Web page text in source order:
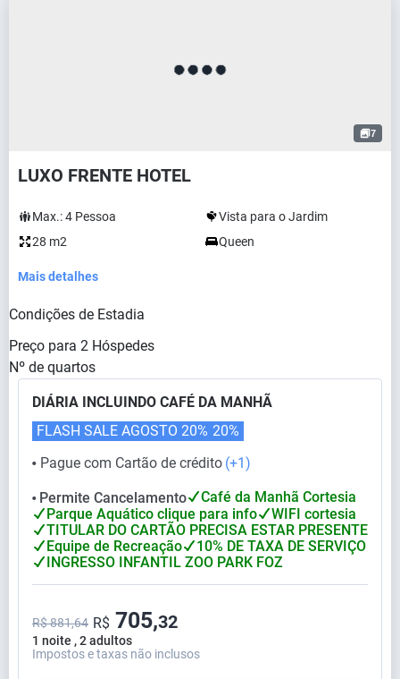
7
LUXO FRENTE HOTEL
Max.:4 Pessoa
Vista para o Jardim
28 m2
Queen
Mais detalhes
Condições de Estadia
Preço para 2 Hóspedes
Nº de quartos
DIÁRIA INCLUINDO CAFÉ DA MANHÃ
⬤ Pague com Cartão de crédito (+1)
FLASH SALE AGOSTO 20% 20%
⬤ Permite Cancelamento
Café da Manhã Cortesia
Parque Aquático clique para info
WIFI cortesia
TITULAR DO CARTÃO PRECISA ESTAR PRESENTE
Equipe de Recreação
10% DE TAXA DE SERVIÇO
INGRESSO INFANTIL ZOO PARK FOZ
1 noite , 2 adultos
R$ 881,64 R$ 705,32
Impostos e taxas não inclusos